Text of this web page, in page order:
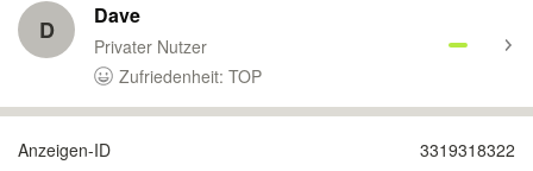
D Dave
Privater Nutzer
Zufriedenheit: TOP
Anzeigen-ID 3319318322